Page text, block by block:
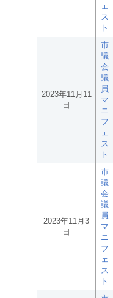
ェ
ス
ト
2023年11月11
日
市
議
会
議
員
マ
ニ
フ
ェ
ス
ト
2023年11月3
日
市
議
会
議
員
マ
ニ
フ
ェ
ス
ト